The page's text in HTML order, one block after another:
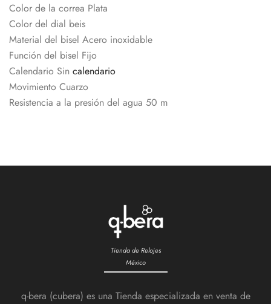
Color de la correa Plata
Color del dial beis
Material del bisel Acero inoxidable
Función del bisel Fijo
Calendario Sin calendario
Movimiento Cuarzo
Resistencia a la presión del agua 50 m
Tienda de Relojes
México
q-bera (cubera) es una Tienda especializada en venta de